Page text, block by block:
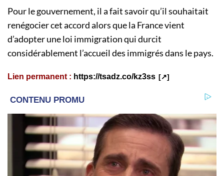
Pour le gouvernement, il a fait savoir qu’il souhaitait
renégocier cet accord alors que la France vient
d’adopter une loi immigration qui durcit
considérablement l’accueil des immigrés dans le pays.
Lien permanent : https://tsadz.co/kz3ss